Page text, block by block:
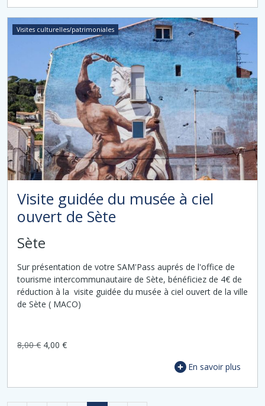
Visites culturelles/patrimoniales
Visite guidée du musée à ciel
ouvert de Sète
Sète
Sur présentation de votre SAM'Pass auprés de l'office de
tourisme intercommunautaire de Sète, bénéficiez de 4€ de
réduction à la visite guidée du musée à ciel ouvert de la ville
de Sète ( MACO)
8,00 € 4,00 €
En savoir plus